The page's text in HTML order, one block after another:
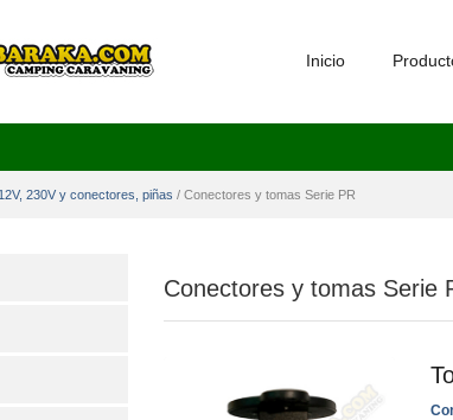
Inicio
230V y conectores, piñas / Conectores y tomas Serie PR
Conectores y tomas Serie